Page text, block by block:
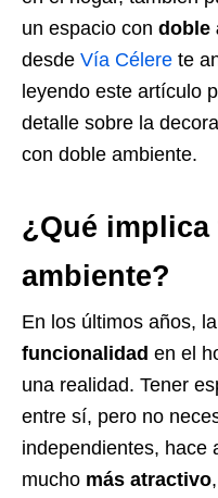
un espacio con doble
desde Vía Célere te
leyendo este artículo
detalle sobre la
con doble ambiente.
¿Qué
ambiente?
En los últimos años,
funcionalidad en el
una realidad. Tener
entre sí, pero no
independientes, hace
mucho más atractivo